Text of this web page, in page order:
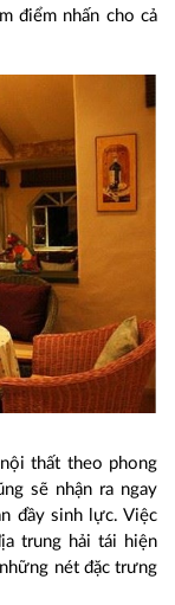
điểm nhấn cho cả
thất theo phong
sẽ nhận ra ngay
đầy sinh lực. Việc
trung hải tái hiện
nét đặc trưng